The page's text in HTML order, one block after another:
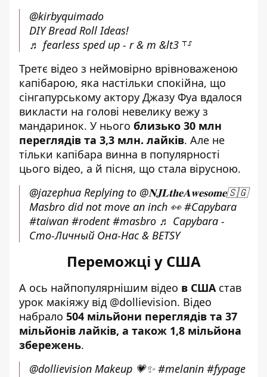
@kirbyquimado
DIY Bread Roll Ideas!
♬ fearless sped up - r & m &lt3 ⸆⸉
Третє відео з неймовірно врівноваженою
капібарою, яка настільки спокійна, що
сінгапурському актору Джазу Фуа вдалося
викласти на голові невелику вежу з
мандаринок. У нього близько 30 млн
переглядів та 3,3 млн. лайків. Але не
тільки капібара винна в популярності
цього відео, а й пісня, що стала вірусною.
@jazephua Replying to @𝐍𝐉𝐋𝐭𝐡𝐞𝐀𝐰𝐞𝐬𝐨𝐦𝐞🇸🇬
Masbro did not move an inch 👀#Capybara
#taiwan #rodent #masbro ♬ Capybara -
Сто-Личный Она-Нас & BETSY
Переможці у США
А ось найпопулярнішим відео в СШАстав
урок макіяжу від @dollievision. Відео
набрало 504 мільйони переглядів та 37
мільйонів лайків, а також 1,8 мільйона
збережень.
@dollievision Makeup 💗✨#melanin #fypage